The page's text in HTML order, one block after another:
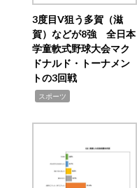
3度目V狙う多賀（滋
賀）などが8強 全日本
学童軟式野球大会マク
ドナルド・トーナメン
トの3回戦
スポーツ